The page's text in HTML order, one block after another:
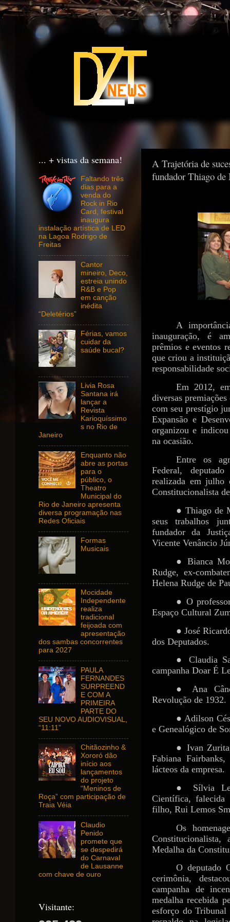
A Trajetória de
fundador Thiago de
A
inauguração, é
prêmios e eventos
que criou a
responsabilidade
Em 2012,
diversas
com seu prestígio
Expansão e
organizou e indicou
na ocasião.
Entre os
Federal,
realizada em julho
Constitucionalista
● Thiago de
seus trabalhos
fundador da
Vicente Venâncio
● Bianca
Rudge, ex-
Helena Rudge de
● O
Espaço Cultural
● José
dos Deputados.
● Claudia
campanha Doar É
● Ana
Revolução de 1932.
● Adilson
e Genealógico de
● Ivan
Fabiana
lácteos da empresa.
● Sílvia
Científica, falecida
filho, Rui Lemos
Os
Medalha da
O deputado
cerimônia,
campanha de
medalha recebida
esforço do
... + vistas da semana!
Faltando três
dias para a
venda do
Rock in Rio
Card, festival
inaugura
instalação artística de LED
na Lagoa Rodrigo de
Freitas
Cantor
mineiro, Deco,
estreia unindo
R&B e Pop
em canção
inédita
“Deletérios”
Férias, vamos
cuidar da
saúde bucal?
Livia Rosa
Santana irá
lançar a
Revista
Karioquíssimo
s no Rio de
Janeiro
Enquanto não
abre as portas
para o
público, o
Theatro
Municipal do
Rio de Janeiro apresenta
diversa programação nas
Redes Oficiais
Formas
Musicais
Mocidade
Independente
realiza
tradicional
feijoada com
apresentação
dos sambas concorrentes
para 2027
PAULA
FERNANDES
SURPREEND
E COM A
PRIMEIRA
PARTE DO
SEU NOVO AUDIOVISUAL,
“11:11”
Chitãozinho &
Xororó dão
início aos
lançamentos
do projeto
“Meninos de
Roça” com participação de
Traia Véia
Claudio
Penido
promete que
se despedirá
do Carnaval
de Lausanne
com chave de ouro
Visitante: